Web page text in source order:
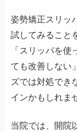
姿勢矯正スリッ
試してみること
「スリッパを
ても改善しない
ズでは対処でき
インかもしれま
当院では、開院